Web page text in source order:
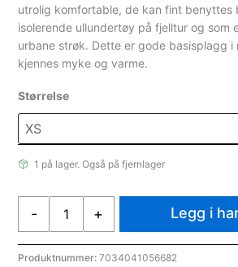
utrolig komfortable, de kan fint benyttes
isolerende ullundertøy på fjelltur og som
urbane strøk. Dette er gode basisplagg i
kjennes myke og varme.
Størrelse
1 på lager. Også på fjernlager
-
DesignWool
Crew
+ Legg i
Produktnummer:7034041056682